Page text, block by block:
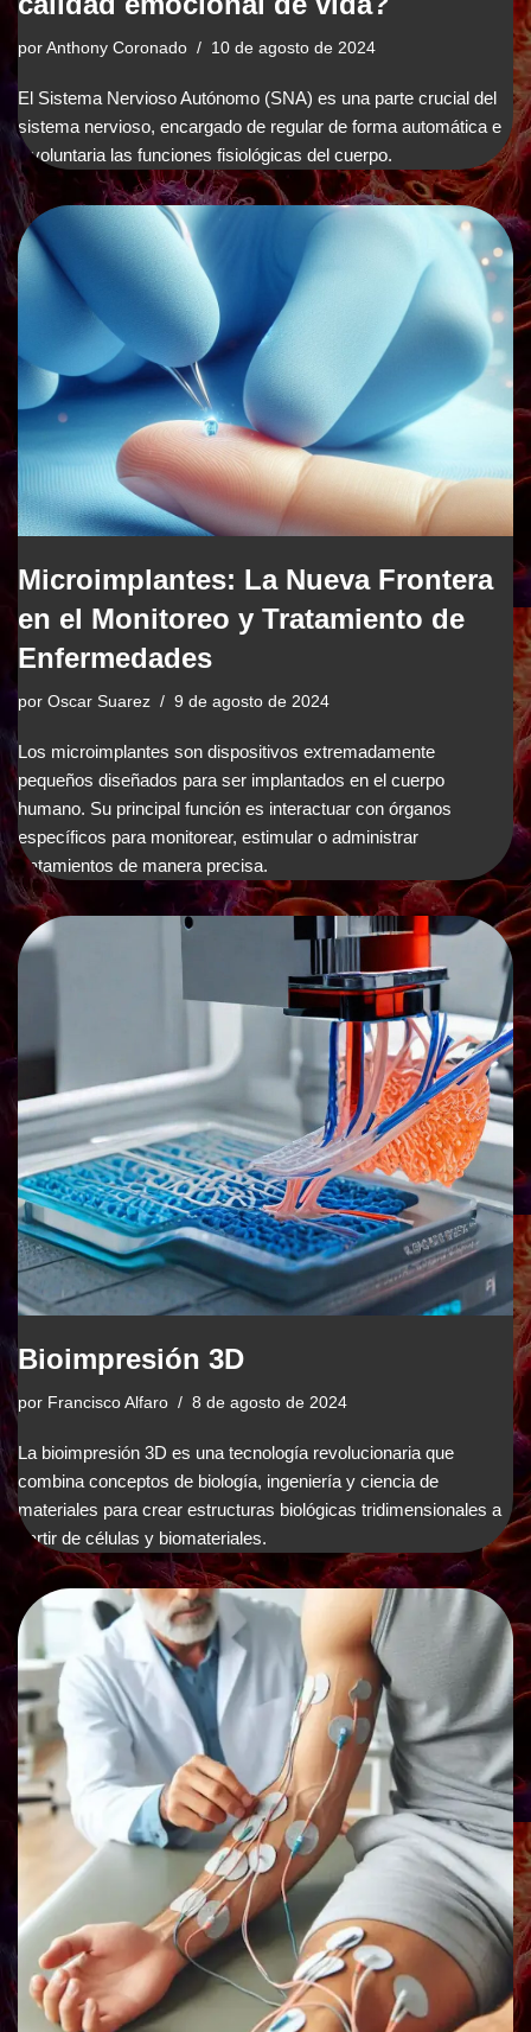
por Anthony Coronado 10 de agosto de 2024
El Sistema Nervioso Autónomo (SNA) es una parte crucial del
sistema nervioso, encargado de regular de forma automática e
involuntaria las funciones fisiológicas del cuerpo.
Microimplantes: La Nueva Frontera
en el Monitoreo y Tratamiento de
Enfermedades
por Oscar Suarez 9 de agosto de 2024
Los microimplantes son dispositivos extremadamente
pequeños diseñados para ser implantados en el cuerpo
humano. Su principal función es interactuar con órganos
específicos para monitorear, estimular o administrar
tratamientos de manera precisa.
Bioimpresión 3D
por Francisco Alfaro 8 de agosto de 2024
La bioimpresión 3D es una tecnología revolucionaria que
combina conceptos de biología, ingeniería y ciencia de
materiales para crear estructuras biológicas tridimensionales a
partir de células y biomateriales.